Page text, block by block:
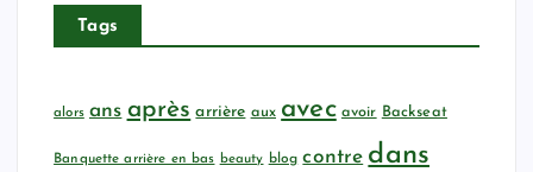
Tags
alors ans après arrière aux avec avoir Backseat
Banquette arrière en bas beauty blog contre dans